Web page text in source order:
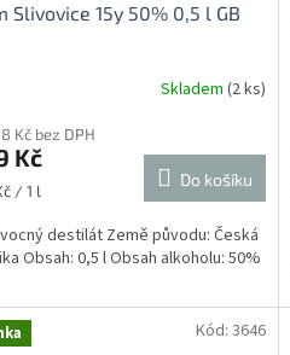
Slivovice 15y 50% 0,5 l GB
Skladem (2 ks)
Kč bez DPH
Kč
/ 1 l
Do košíku
destilát Země původu: Česká
Obsah: 0,5 l Obsah alkoholu: 50%
Kód: 3646